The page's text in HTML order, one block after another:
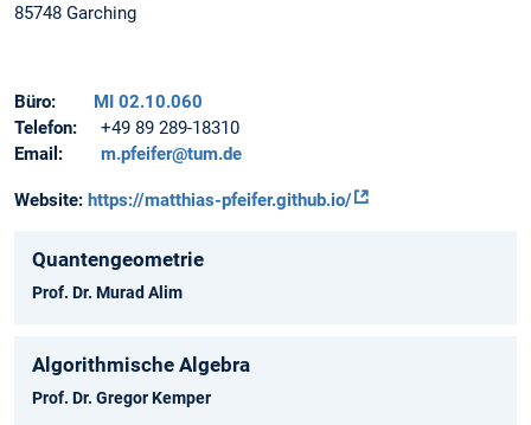
85748 Garching
Büro:
MI 02.10.060
Telefon: +49 89 289-18310
Email:
m.pfeifer@tum.de
Website: https://matthias-pfeifer.github.io/
Quantengeometrie
Prof. Dr. Murad Alim
Algorithmische Algebra
Prof. Dr. Gregor Kemper